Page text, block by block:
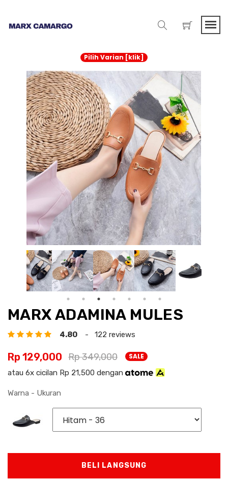
Pilih Varian [klik]
MARX ADAMINA MULES
4.80 - 122 reviews
Rp 129,000 Rp 349,000 SALE
atau 6x cicilan Rp 21,500 dengan
Warna - Ukuran